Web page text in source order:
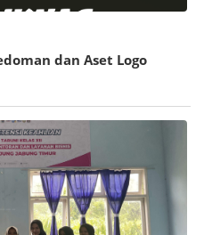
dan Aset Logo